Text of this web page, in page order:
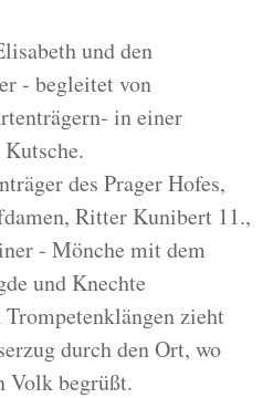
und den
- begleitet von
in einer
des Prager Hofes,
Ritter Kunibert 11.,
- Mönche mit dem
und Knechte
zieht
durch den Ort, wo
Volk begrüßt.